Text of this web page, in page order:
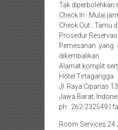
Tak diperbolehkan
Check In : Mulai
Check Out : Tamu
Prosedur Reservasi
Pemesanan
dikembalikan
Alamat komplit
Hotel Tirtagangga
Jl. Raya Cipanas
Jawa Barat,
ph : 262-232549 |
Room Services 24